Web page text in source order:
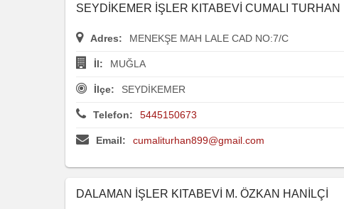
SEYDİKEMER İŞLER KITABEVİ CUMALI TURHAN
Adres: MENEKŞE MAH LALE CAD NO:7/C
İl: MUĞLA
İlçe: SEYDİKEMER
Telefon: 5445150673
Email: cumaliturhan899@gmail.com
DALAMAN İŞLER KITABEVİ M. ÖZKAN HANİLÇİ